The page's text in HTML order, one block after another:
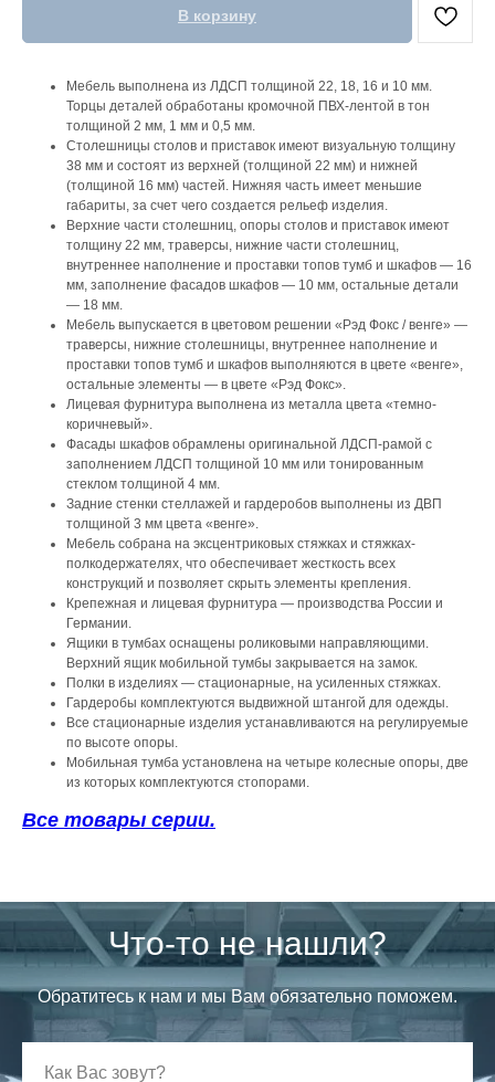
В корзину
Мебель выполнена из ЛДСП толщиной 22, 18, 16 и 10 мм.
Торцы деталей обработаны кромочной ПВХ-лентой в тон
толщиной 2 мм, 1 мм и 0,5 мм.
Столешницы столов и приставок имеют визуальную толщину
38 мм и состоят из верхней (толщиной 22 мм) и нижней
(толщиной 16 мм) частей. Нижняя часть имеет меньшие
габариты, за счет чего создается рельеф изделия.
Верхние части столешниц, опоры столов и приставок имеют
толщину 22 мм, траверсы, нижние части столешниц,
внутреннее наполнение и проставки топов тумб и шкафов — 16
мм, заполнение фасадов шкафов — 10 мм, остальные детали
— 18 мм.
Мебель выпускается в цветовом решении «Рэд Фокс / венге» —
траверсы, нижние столешницы, внутреннее наполнение и
проставки топов тумб и шкафов выполняются в цвете «венге»,
остальные элементы — в цвете «Рэд Фокс».
Лицевая фурнитура выполнена из металла цвета «темно-
коричневый».
Фасады шкафов обрамлены оригинальной ЛДСП-рамой с
заполнением ЛДСП толщиной 10 мм или тонированным
стеклом толщиной 4 мм.
Задние стенки стеллажей и гардеробов выполнены из ДВП
толщиной 3 мм цвета «венге».
Мебель собрана на эксцентриковых стяжках и стяжках-
полкодержателях, что обеспечивает жесткость всех
конструкций и позволяет скрыть элементы крепления.
Крепежная и лицевая фурнитура — производства России и
Германии.
Ящики в тумбах оснащены роликовыми направляющими.
Верхний ящик мобильной тумбы закрывается на замок.
Полки в изделиях — стационарные, на усиленных стяжках.
Гардеробы комплектуются выдвижной штангой для одежды.
Все стационарные изделия устанавливаются на регулируемые
по высоте опоры.
Мобильная тумба установлена на четыре колесные опоры, две
из которых комплектуются стопорами.
Все товары серии.
Что-то не нашли?
Обратитесь к нам и мы Вам обязательно поможем.